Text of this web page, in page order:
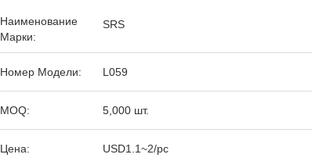
Наименование
Марки:
SRS
Номер Модели: L059
MOQ: 5,000 шт.
Цена: USD1.1~2/pc